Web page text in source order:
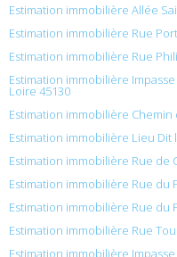
Estimation immobilière Allée
Estimation immobilière Rue
Estimation immobilière Rue
Estimation immobilière
Loire 45130
Estimation immobilière
Estimation immobilière Lieu Dit
Estimation immobilière Rue de
Estimation immobilière Rue du
Estimation immobilière Rue du
Estimation immobilière Rue
Estimation immobilière